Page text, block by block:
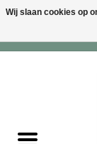
Wij slaan cookies op